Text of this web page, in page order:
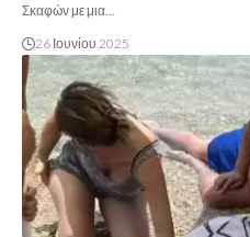
Σκαφών με μια…
26 Ιουνίου 2025